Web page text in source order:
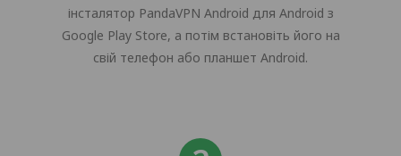
інсталятор PandaVPN Android для Android з
Google Play Store, а потім встановіть його на
свій телефон або планшет Android.